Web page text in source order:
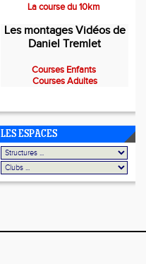
La course du 10km
Les montages Vidéos de
Daniel Tremlet
Courses Enfants
Courses Adultes
LES ESPACES